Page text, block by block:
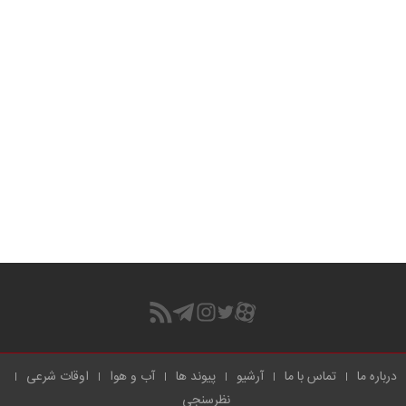
درباره ما تماس با ما آرشیو پیوند ها آب و هوا
اوقات شرعی
نظرسنجی